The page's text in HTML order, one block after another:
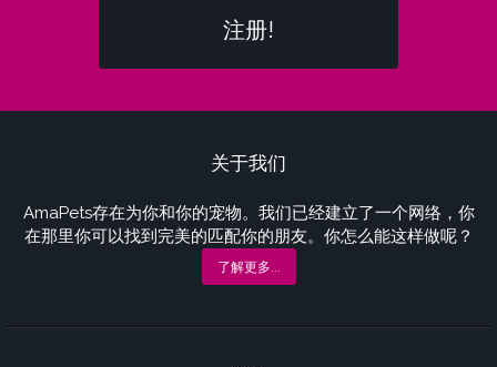
注册!
关于我们
AmaPets存在为你和你的宠物。我们已经建立了一个网络，你
在那里你可以找到完美的匹配你的朋友。你怎么能这样做呢？
了解更多...